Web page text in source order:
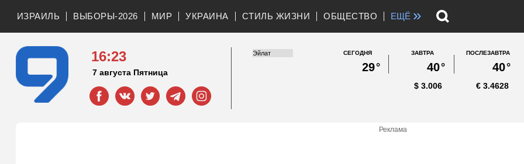
ИЗРАИЛЬ ВЫБОРЫ-2026 МИР УКРАИНА СТИЛЬ ЖИЗНИ ОБЩЕСТВО ЕЩЁ »
16:23
7 августа Пятница
СЕГОДНЯ
29°
ЗАВТРА
40°
ПОСЛЕЗАВТРА
40°
3.006
$ 3.4628
€
Реклама